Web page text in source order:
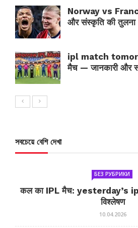
Norway vs
और संस्कृति की तुलना
ipl match
मैच — जानकारी और
সবচেয়ে বেশি দেখা
БЕЗ РУБРИКИ
कल का IPL मैच: yesterday’s ipl
विश्लेषण
10.04.2026